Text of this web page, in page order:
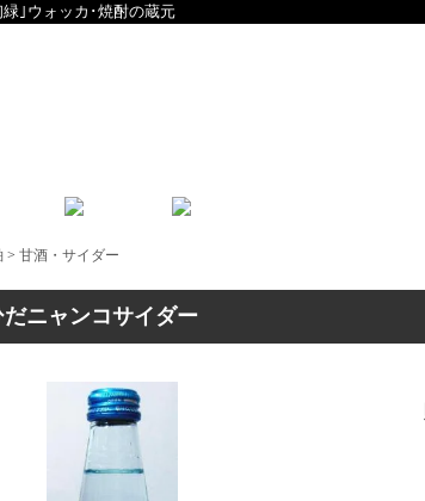
｣ウォッカ･焼酎の蔵元
> 甘酒・サイダー
ニャンコサイダー